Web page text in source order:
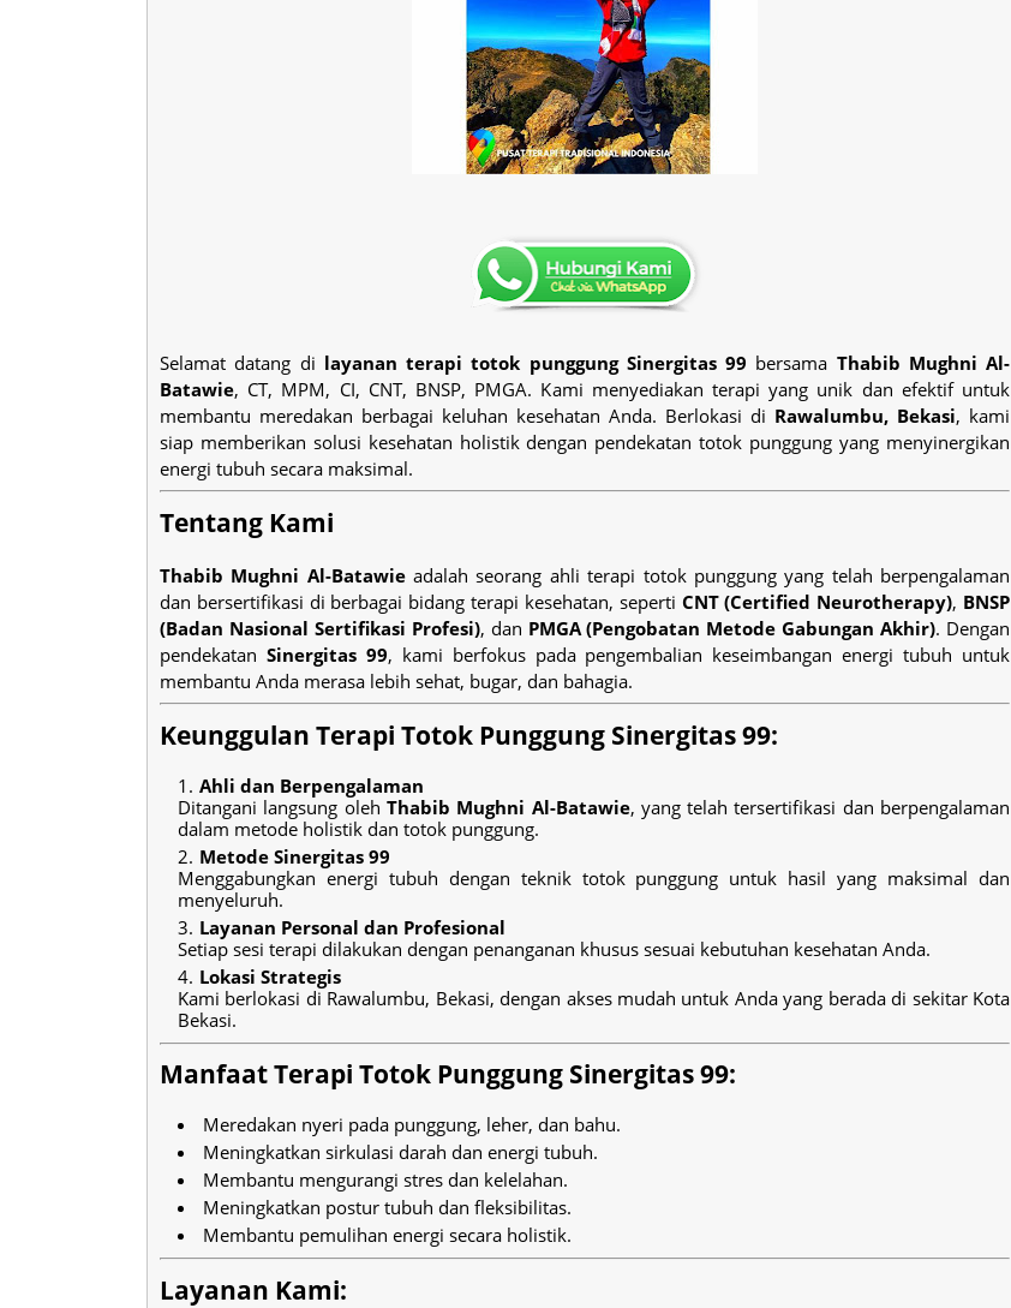
Selamat datang di layanan terapi totok punggung Sinergitas 99 bersama Thabib Mughni Al-
Batawie, CT, MPM, CI, CNT, BNSP, PMGA. Kami menyediakan terapi yang unik dan efektif untuk
membantu meredakan berbagai keluhan kesehatan Anda. Berlokasi di Rawalumbu, Bekasi, kami
siap memberikan solusi kesehatan holistik dengan pendekatan totok punggung yang menyinergikan
energi tubuh secara maksimal.
Tentang Kami
Thabib Mughni Al-Batawieadalah seorang ahli terapi totok punggung yang telah berpengalaman
dan bersertifikasi di berbagai bidang terapi kesehatan, seperti CNT (Certified Neurotherapy), BNSP
(Badan Nasional Sertifikasi Profesi), dan PMGA (Pengobatan Metode Gabungan Akhir). Dengan
pendekatan Sinergitas 99, kami berfokus pada pengembalian keseimbangan energi tubuh untuk
membantu Anda merasa lebih sehat, bugar, dan bahagia.
Keunggulan Terapi Totok Punggung Sinergitas 99:
Ahli dan Berpengalaman
Ditangani langsung oleh Thabib Mughni Al-Batawie, yang telah tersertifikasi dan berpengalaman
dalam metode holistik dan totok punggung.
Metode Sinergitas 99
Menggabungkan energi tubuh dengan teknik totok punggung untuk hasil yang maksimal dan
menyeluruh.
Layanan Personal dan Profesional
Setiap sesi terapi dilakukan dengan penanganan khusus sesuai kebutuhan kesehatan Anda.
Lokasi Strategis
Kami berlokasi di Rawalumbu, Bekasi, dengan akses mudah untuk Anda yang berada di sekitar Kota
Bekasi.
Manfaat Terapi Totok Punggung Sinergitas 99:
Meredakan nyeri pada punggung, leher, dan bahu.
Meningkatkan sirkulasi darah dan energi tubuh.
Membantu mengurangi stres dan kelelahan.
Meningkatkan postur tubuh dan fleksibilitas.
Membantu pemulihan energi secara holistik.
Layanan Kami: